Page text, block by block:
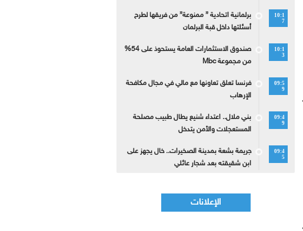
10:1
7
برلمانية اتحادية ” ممنوعة” من فريقها لطرح
أسئلتها داخل قبة البرلمان
10:1
3
صندوق الاستثمارات العامة يستحوذ على 54%
من مجموعة Mbc
09:5
9
فرنسا تعلق تعاونها مع مالي في مجال مكافحة
الإرهاب
09:4
9
بني ملال.. اعتداء شنيع يطال طبيب مصلحة
المستعجلات والأمن يتدخل
09:4
5
جريمة بشعة بمدينة الصخيرات.. خال يجهز على
ابن شقيقته بعد شجار عائلي
الإعلانات